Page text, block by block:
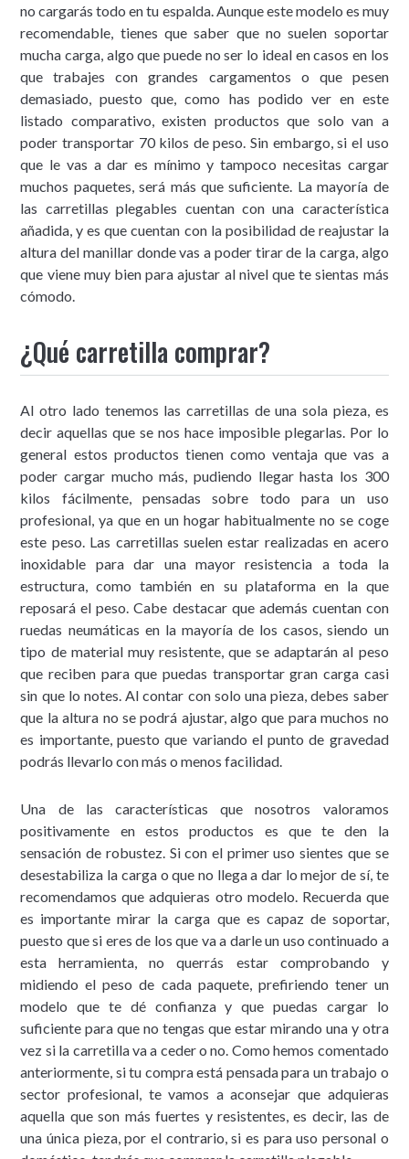
no cargarás todo en tu espalda. Aunque este modelo es muy
recomendable, tienes que saber que no suelen soportar
mucha carga, algo que puede no ser lo ideal en casos en los
que trabajes con grandes cargamentos o que pesen
demasiado, puesto que, como has podido ver en este
listado comparativo, existen productos que solo van a
poder transportar 70 kilos de peso. Sin embargo, si el uso
que le vas a dar es mínimo y tampoco necesitas cargar
muchos paquetes, será más que suficiente. La mayoría de
las carretillas plegables cuentan con una característica
añadida, y es que cuentan con la posibilidad de reajustar la
altura del manillar donde vas a poder tirar de la carga, algo
que viene muy bien para ajustar al nivel que te sientas más
cómodo.
¿Qué carretilla comprar?
Al otro lado tenemos las carretillas de una sola pieza, es
decir aquellas que se nos hace imposible plegarlas. Por lo
general estos productos tienen como ventaja que vas a
poder cargar mucho más, pudiendo llegar hasta los 300
kilos fácilmente, pensadas sobre todo para un uso
profesional, ya que en un hogar habitualmente no se coge
este peso. Las carretillas suelen estar realizadas en acero
inoxidable para dar una mayor resistencia a toda la
estructura, como también en su plataforma en la que
reposará el peso. Cabe destacar que además cuentan con
ruedas neumáticas en la mayoría de los casos, siendo un
tipo de material muy resistente, que se adaptarán al peso
que reciben para que puedas transportar gran carga casi
sin que lo notes. Al contar con solo una pieza, debes saber
que la altura no se podrá ajustar, algo que para muchos no
es importante, puesto que variando el punto de gravedad
podrás llevarlo con más o menos facilidad.
Una de las características que nosotros valoramos
positivamente en estos productos es que te den la
sensación de robustez. Si con el primer uso sientes que se
desestabiliza la carga o que no llega a dar lo mejor de sí, te
recomendamos que adquieras otro modelo. Recuerda que
es importante mirar la carga que es capaz de soportar,
puesto que si eres de los que va a darle un uso continuado a
esta herramienta, no querrás estar comprobando y
midiendo el peso de cada paquete, prefiriendo tener un
modelo que te dé confianza y que puedas cargar lo
suficiente para que no tengas que estar mirando una y otra
vez si la carretilla va a ceder o no. Como hemos comentado
anteriormente, si tu compra está pensada para un trabajo o
sector profesional, te vamos a aconsejar que adquieras
aquella que son más fuertes y resistentes, es decir, las de
una única pieza, por el contrario, si es para uso personal o